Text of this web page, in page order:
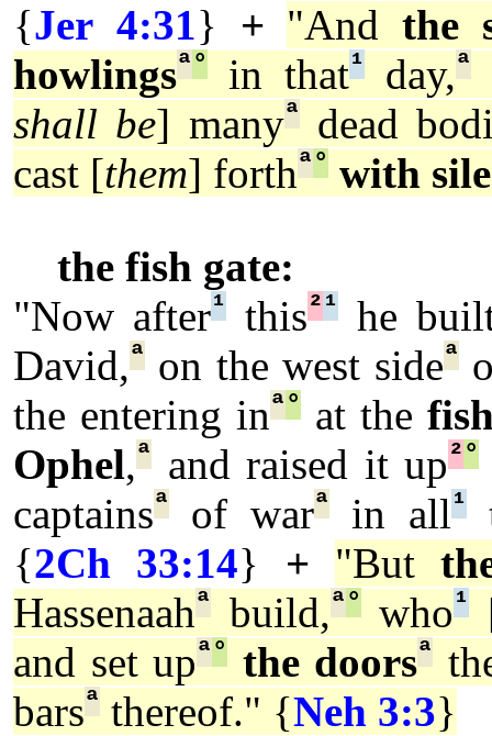
{Jer 4:31} + "Andthe
howlingsª° in that¹day,ª
shall be] manyª
dead
cast [them] forthª° with
the fish gate:
"Now after¹this²¹he
David,ª on the west sideª
the entering inª° at the
Ophel,ª and raised it up²°
captainsª of warªin all¹
{2Ch 33:14} + "But
Hassenaahª build,ª°who¹
and set upª° the doorsª
barsª thereof." {Neh 3:3}